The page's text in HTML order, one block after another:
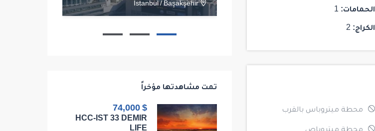
الحمامات: 1
الكراج:
محطة ميتروباس بالقرب
Istanbul
103
Istanbul / Başakşehir
تمت مشاهدتها مؤخراً
$ 74,000
HCC-IST 33 DEMIR